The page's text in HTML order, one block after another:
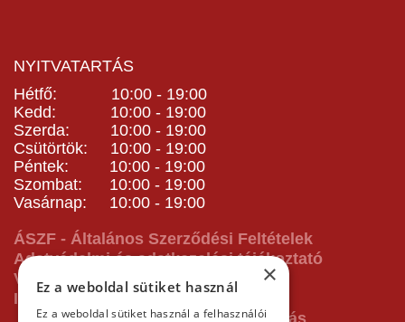
NYITVATARTÁS
Hétfő: 10:00 - 19:00
Kedd: 10:00 - 19:00
Szerda: 10:00 - 19:00
Csütörtök: 10:00 - 19:00
Péntek: 10:00 - 19:00
Szombat: 10:00 - 19:00
Vasárnap: 10:00 - 19:00
ÁSZF - Általános Szerződési Feltételek
Adatvédelmi és adatkezelési tájékoztató
Vásárlás előtti tájékoztató
Impresszum
×
Ez a weboldal sütiket használ
Ez a weboldal sütiket használ a felhasználói